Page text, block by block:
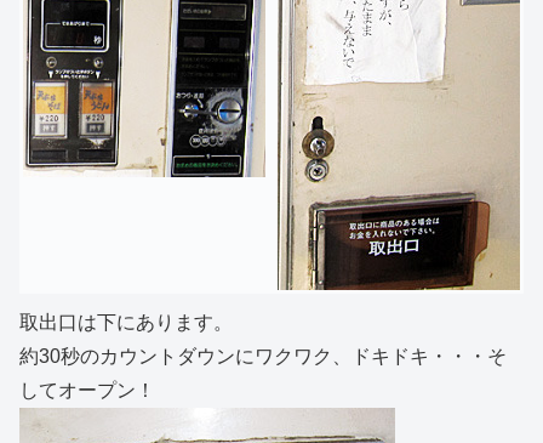
取出口は下にあります。
約30秒のカウントダウンにワクワク、ドキドキ・・・そ
してオープン！